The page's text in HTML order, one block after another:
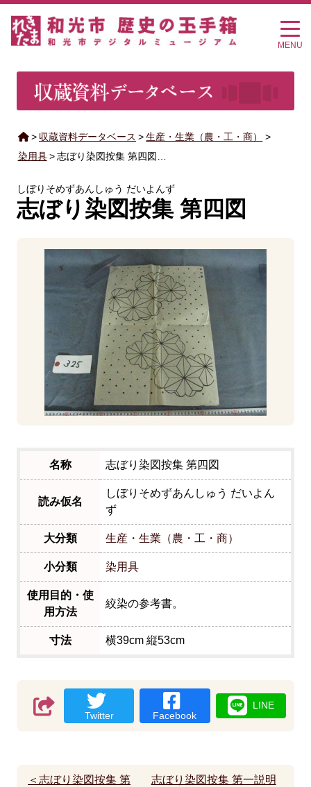
MENU
> 収蔵資料データベース > 生産・生業（農・工・商）
>
染用具 > 志ぼり染図按集 第四図…
しぼりそめずあんしゅう だいよんず
志ぼり染図按集 第四図
名称 志ぼり染図按集 第四図
読み仮名
しぼりそめずあんしゅう だいよん
ず
大分類 生産・生業（農・工・商）
小分類 染用具
使用目的・使
用方法
絞染の参考書。
寸法 横39cm 縦53cm
Twitter Facebook
LINE
＜志ぼり染図按集 第
志ぼり染図按集 第一説明